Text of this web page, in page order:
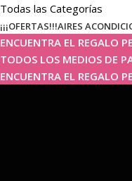
Todas las Categorías
¡¡¡OFERTAS!!!AIRES
ENCUENTRA EL REGALO
TODOS LOS MEDIOS DE
ENCUENTRA EL REGALO